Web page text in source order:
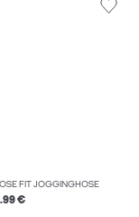
FIT JOGGINGHOSE
€